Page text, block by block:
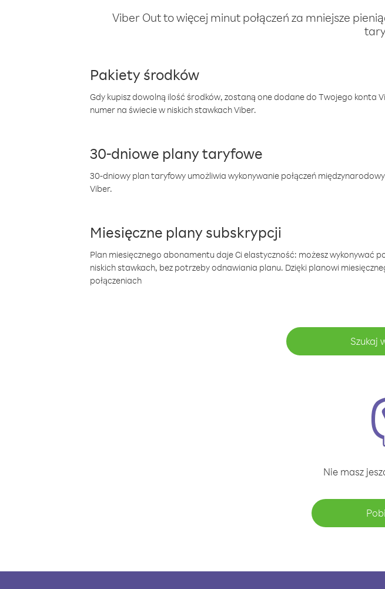
Viber Out to więcej minut połączeń za mniejsze
Pakiety środków
Gdy kupisz dowolną ilość środków, zostaną one dodane do Twojego konta
numer na świecie w niskich stawkach Viber.
30-dniowe plany taryfowe
30-dniowy plan taryfowy umożliwia wykonywanie połączeń
Viber.
Miesięczne plany subskrypcji
Plan miesięcznego abonamentu daje Ci elastyczność: możesz wykonywać
niskich stawkach, bez potrzeby odnawiania planu. Dzięki planowi
połączeniach
Szukaj
Nie masz